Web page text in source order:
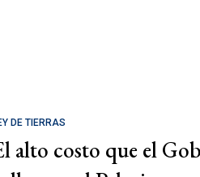
DE TIERRAS
alto costo que el